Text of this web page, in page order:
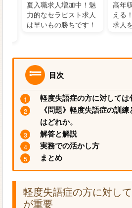
夏入職求人増加中！魅
力的なセラピスト求人
は早いもの勝ちです！
高年
える
求人
目次
軽度失語症の方に対しては
《問題》軽度失語症の訓
はどれか。
解答と解説
実務での活かし方
まとめ
軽度失語症の方に対し
が重要